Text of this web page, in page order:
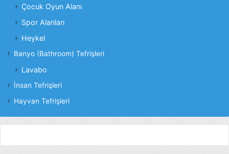
Çocuk Oyun Alanı
Spor Alanları
Heykel
Banyo (Bathroom) Tefrişleri
Lavabo
İnsan Tefrişleri
Hayvan Tefrişleri